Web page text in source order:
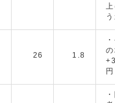
26 1.8